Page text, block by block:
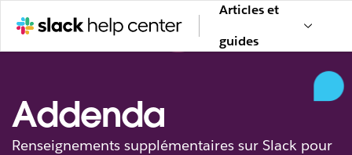
Articles et
guides
Addenda
Renseignements supplémentaires sur Slack pour